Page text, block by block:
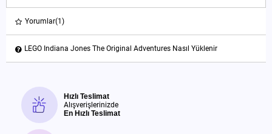
Yorumlar(1)
LEGO Indiana Jones The Original Adventures Nasıl Yüklenir
Hızlı Teslimat
Alışverişlerinizde
En Hızlı Teslimat